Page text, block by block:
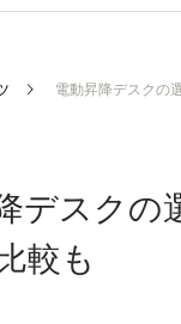
電動昇降デスクの
デスクの
較も